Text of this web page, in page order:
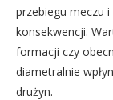
przebiegu meczu
konsekwencji.
formacji czy
diametralnie
drużyn.